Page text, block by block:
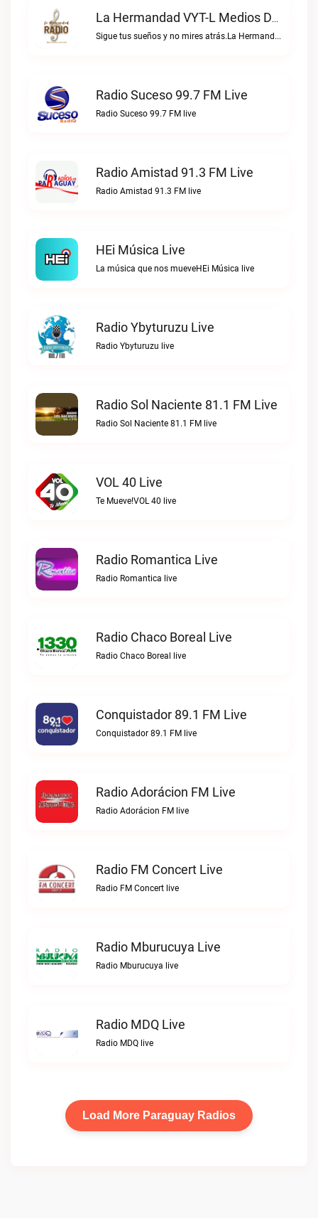
La Hermandad VYT-L Medios De Comunicación Live
Sigue tus sueños y no mires atrás.La Hermandad VYT-L Medios de Comunicación live
Radio Suceso 99.7 FM Live
Radio Suceso 99.7 FM live
Radio Amistad 91.3 FM Live
Radio Amistad 91.3 FM live
HEi Música Live
La música que nos mueveHEi Música live
Radio Ybyturuzu Live
Radio Ybyturuzu live
Radio Sol Naciente 81.1 FM Live
Radio Sol Naciente 81.1 FM live
VOL 40 Live
Te Mueve!VOL 40 live
Radio Romantica Live
Radio Romantica live
Radio Chaco Boreal Live
Radio Chaco Boreal live
Conquistador 89.1 FM Live
Conquistador 89.1 FM live
Radio Adorácion FM Live
Radio Adorácion FM live
Radio FM Concert Live
Radio FM Concert live
Radio Mburucuya Live
Radio Mburucuya live
Radio MDQ Live
Radio MDQ live
Load More Paraguay Radios